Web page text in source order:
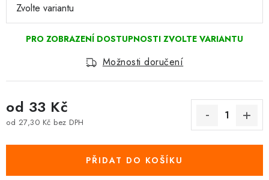
Možnosti doručení
od 33 Kč
od 27,30 Kč bez DPH
PŘIDAT DO KOŠÍKU